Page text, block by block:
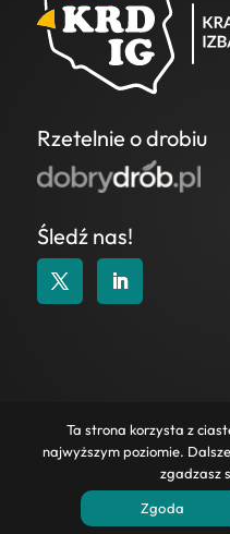
Rzetelnie o drobiu
Śledź nas!
KONTAKT
PRYWATNOŚCI|
2025 Wszelkie
Ta strona korzysta z
najwyższym poziomie.
zgadzasz
Zgoda